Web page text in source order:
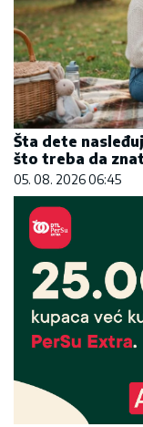
Šta dete
što treba da
05. 08. 2026 06:45